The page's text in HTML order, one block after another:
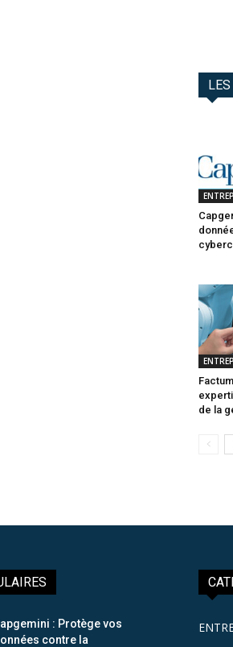
de la
: Protège vos
contre la